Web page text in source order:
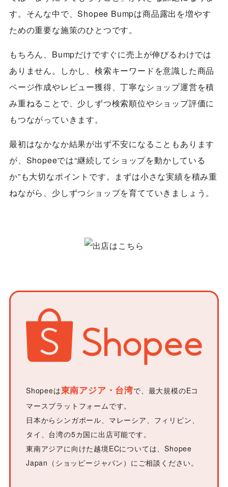
す。そんな中で、Shopee Bumpは商品露出を増やす
ための重要な施策のひとつです。
もちろん、Bumpだけですぐに売上が伸びるわけでは
ありません。しかし、検索キーワードを意識した商品
ページ作成やレビュー獲得、丁寧なショップ運営を積
み重ねることで、少しずつ検索順位やショップ評価に
もつながっていきます。
最初はなかなか結果が出ず不安になることもあります
が、Shopeeでは“継続してショップを動かしている
か”も大切なポイントです。まずは小さな実績を積み重
ねながら、少しずつショップを育てていきましょう。
Shopeeは東南アジア・台湾で、最大規模のEコ
マースプラットフォームです。
日本からシンガポール、マレーシア、フィリピン、
タイ、台湾の5カ国に出店可能です。
東南アジアに向けた越境ECについては、Shopee
Japan（ショッピージャパン）にご相談ください。